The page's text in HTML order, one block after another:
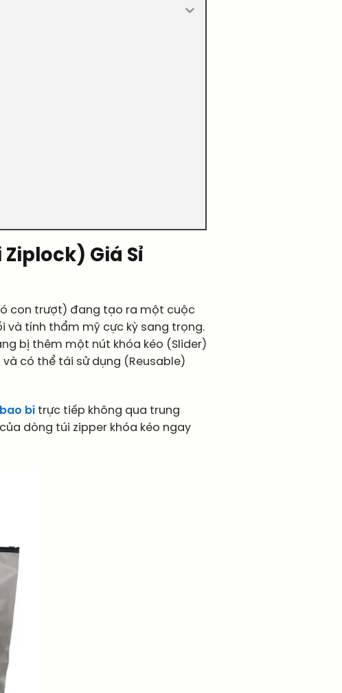
Giá Sỉ
con trượt) đang tạo ra một cuộc
và tính thẩm mỹ cực kỳ sang trọng.
bị thêm một nút khóa kéo (Slider)
có thể tái sử dụng (Reusable)
bì trực tiếp không qua trung
dòng túi zipper khóa kéo ngay